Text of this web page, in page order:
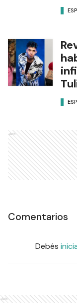
Ads
Comentarios
Debés
Ads